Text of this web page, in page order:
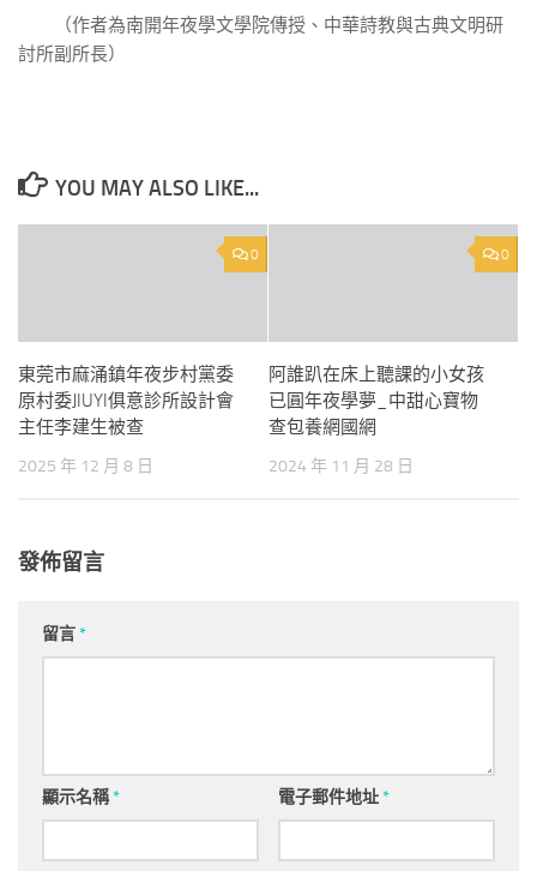
（作者為南開年夜學文學院傳授、中華詩教與古典文明研
討所副所長）
YOU MAY ALSO LIKE...
0
東莞市麻涌鎮年夜步村黨委
原村委JIUYI俱意診所設計會
主任李建生被查
2025 年 12 月 8 日
0
阿誰趴在床上聽課的小女孩
已圓年夜學夢_中甜心寶物
查包養網國網
2024 年 11 月 28 日
發佈留言
留言*
顯示名稱* 電子郵件地址*